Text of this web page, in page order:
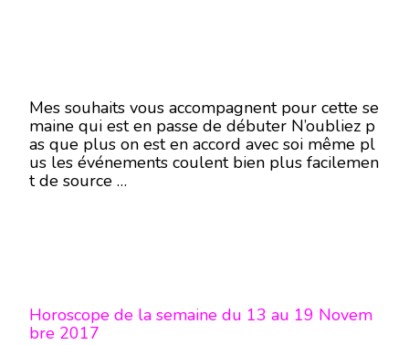
Mes souhaits vous accompagnent pour cette se
maine qui est en passe de débuter N’oubliez p
as que plus on est en accord avec soi même pl
us les événements coulent bien plus facilemen
t de source …
Horoscope de la semaine du 13 au 19 Novem
bre 2017